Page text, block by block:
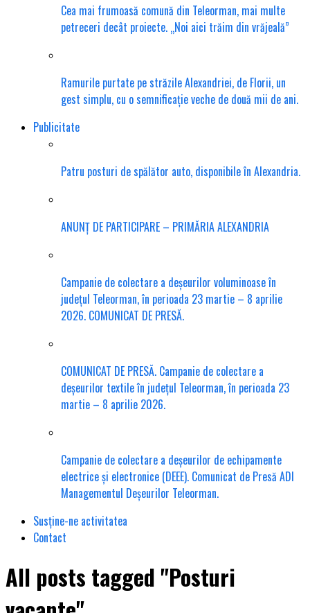
Cea mai frumoasă comună din Teleorman, mai multe
petreceri decât proiecte. „Noi aici trăim din vrăjeală”
Ramurile purtate pe străzile Alexandriei, de Florii, un
gest simplu, cu o semnificație veche de două mii de ani.
Publicitate
Patru posturi de spălător auto, disponibile în Alexandria.
ANUNȚ DE PARTICIPARE – PRIMĂRIA ALEXANDRIA
Campanie de colectare a deșeurilor voluminoase în
județul Teleorman, în perioada 23 martie – 8 aprilie
2026. COMUNICAT DE PRESĂ.
COMUNICAT DE PRESĂ. Campanie de colectare a
deșeurilor textile în județul Teleorman, în perioada 23
martie – 8 aprilie 2026.
Campanie de colectare a deșeurilor de echipamente
electrice și electronice (DEEE). Comunicat de Presă ADI
Managementul Deșeurilor Teleorman.
Susține-ne activitatea
Contact
All posts tagged "Posturi